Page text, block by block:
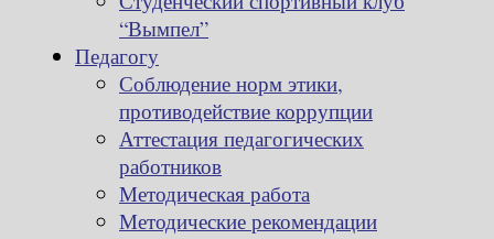
“Вымпел”
Педагогу
Соблюдение норм этики,
противодействие коррупции
Аттестация педагогических
работников
Методическая работа
Методические рекомендации